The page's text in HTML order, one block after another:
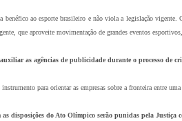
benéfico ao esporte brasileiro e não viola a legislação
que aproveite movimentação de grandes eventos
as agências de publicidade durante o processo de
para orientar as empresas sobre a fronteira entre
as disposições do Ato Olímpico serão punidas pela Justiça